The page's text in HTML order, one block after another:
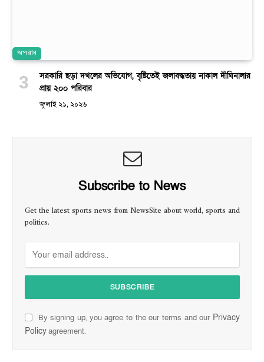
অপরাধ
সরকারি ছড়া দখলের অভিযোগ, বৃষ্টিতেই জলাবদ্ধতায় নাকাল দীঘিনালার
প্রায় ২০০ পরিবার
জুলাই ২১, ২০২৬
Subscribe to News
Get the latest sports news from NewsSite about world, sports and
politics.
By signing up, you agree to the our terms and our Privacy
Policyagreement.